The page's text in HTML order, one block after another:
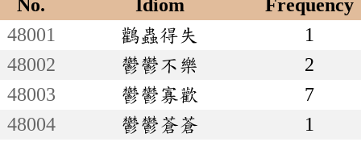
No. Idiom
Frequency
48001
鸛蟲得失
1
48002
鬱鬱不樂
2
48003
鬱鬱寡歡
7
48004
鬱鬱蒼蒼
1